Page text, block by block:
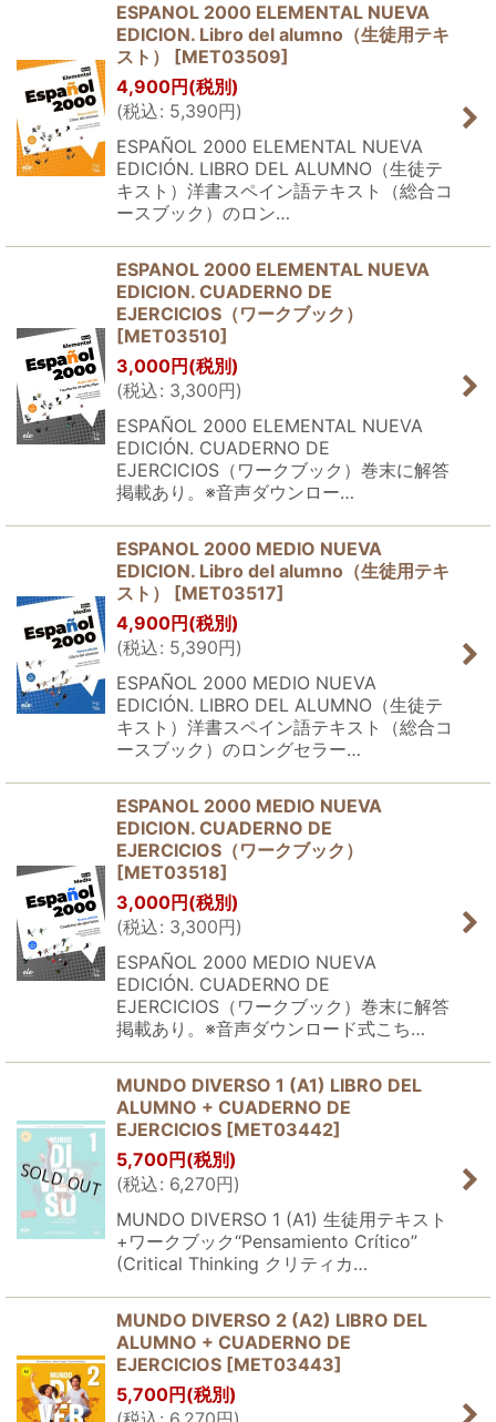
ESPANOL 2000 ELEMENTAL NUEVA
EDICION. Libro del alumno（生徒用テキ
スト）
[MET03509]
4,900円 (税別)
(税込: 5,390円)
ESPAÑOL 2000 ELEMENTAL NUEVA
EDICIÓN. LIBRO DEL ALUMNO（生徒テ
キスト）洋書スペイン語テキスト（総合コ
ースブック）のロン…
ESPANOL 2000 ELEMENTAL NUEVA
EDICION. CUADERNO DE
EJERCICIOS（ワークブック）
[MET03510]
3,000円 (税別)
(税込: 3,300円)
ESPAÑOL 2000 ELEMENTAL NUEVA
EDICIÓN. CUADERNO DE
EJERCICIOS（ワークブック）巻末に解答
掲載あり。※音声ダウンロー…
ESPANOL 2000 MEDIO NUEVA
EDICION. Libro del alumno（生徒用テキ
スト）
[MET03517]
4,900円 (税別)
(税込: 5,390円)
ESPAÑOL 2000 MEDIO NUEVA
EDICIÓN. LIBRO DEL ALUMNO（生徒テ
キスト）洋書スペイン語テキスト（総合コ
ースブック）のロングセラー…
ESPANOL 2000 MEDIO NUEVA
EDICION. CUADERNO DE
EJERCICIOS（ワークブック）
[MET03518]
3,000円 (税別)
(税込: 3,300円)
ESPAÑOL 2000 MEDIO NUEVA
EDICIÓN. CUADERNO DE
EJERCICIOS（ワークブック）巻末に解答
掲載あり。※音声ダウンロード式こち…
MUNDO DIVERSO 1 (A1) LIBRO DEL
ALUMNO + CUADERNO DE
EJERCICIOS [MET03442]
5,700円 (税別)
(税込: 6,270円)
MUNDO DIVERSO 1 (A1) 生徒用テキスト
+ワークブック“Pensamiento Crítico”
(Critical Thinking クリティカ…
MUNDO DIVERSO 2 (A2) LIBRO DEL
ALUMNO + CUADERNO DE
EJERCICIOS [MET03443]
5,700円 (税別)